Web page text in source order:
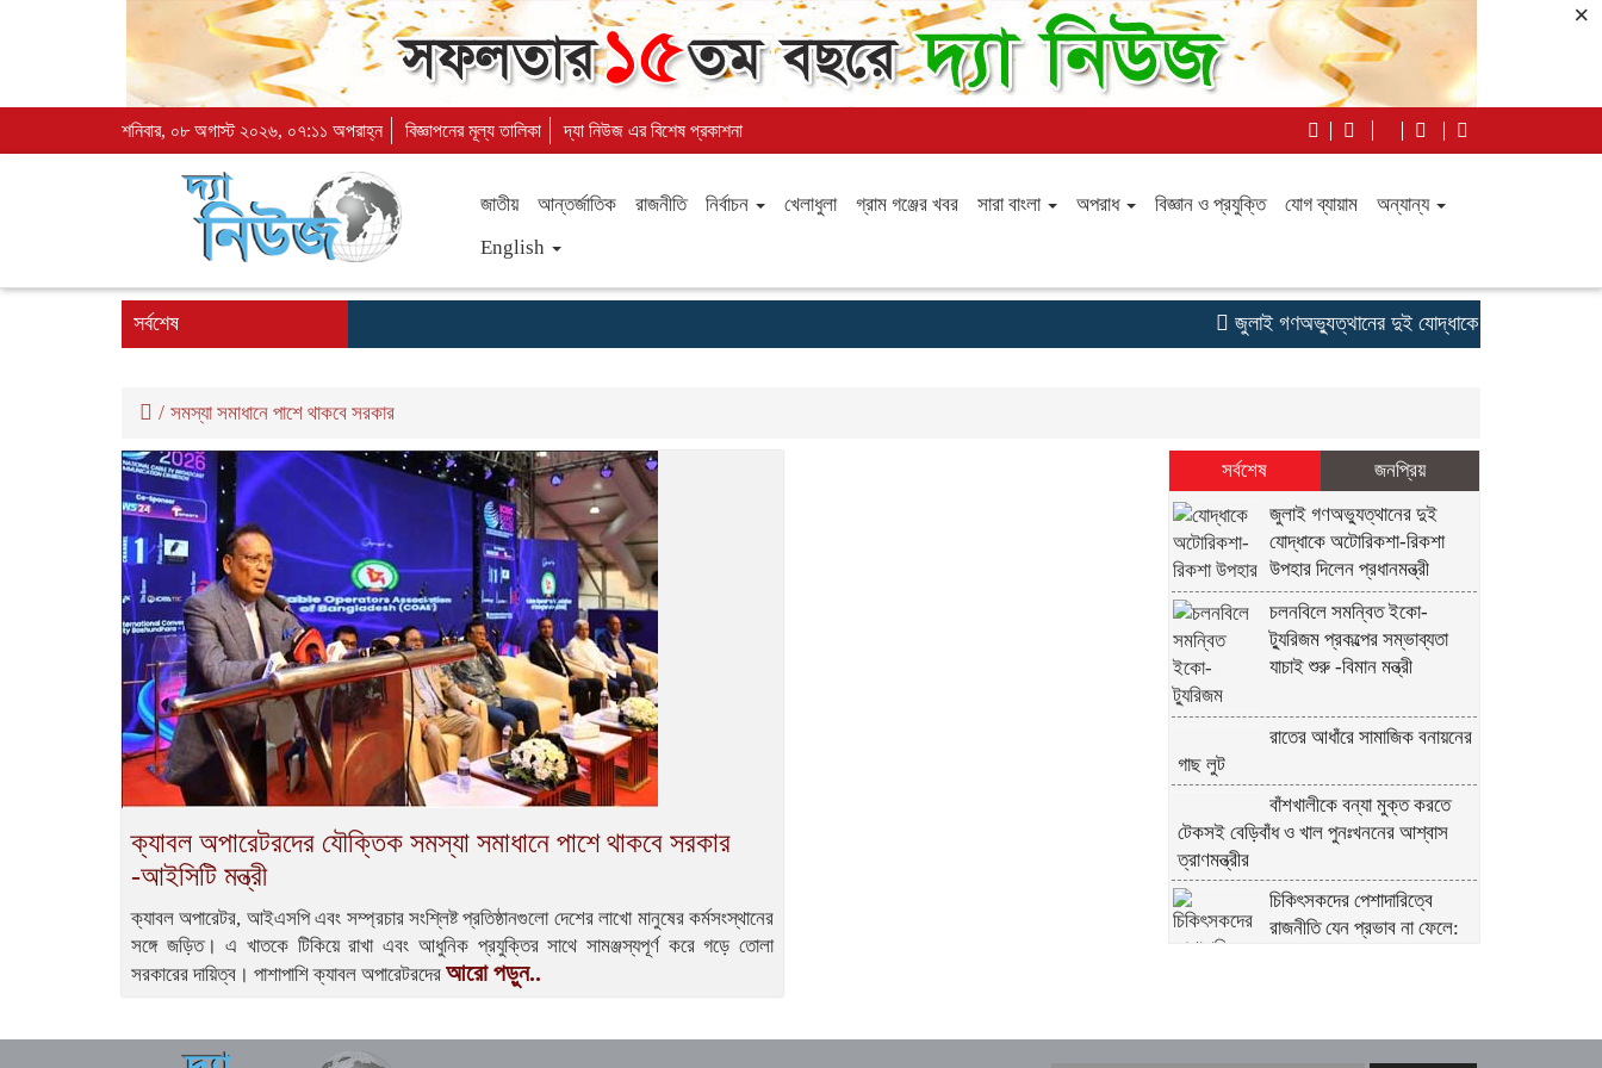
×
শনিবার, ০৮ অগাস্ট ২০২৬, ০৭:১১ অপরাহ্ন বিজ্ঞাপনের মূল্য তালিকা দ্যা নিউজ এর বিশেষ প্রকাশনা
জাতীয় আন্তর্জাতিক রাজনীতি নির্বাচন খেলাধুলা গ্রাম গঞ্জের খবর সারা বাংলা অপরাধ বিজ্ঞান ও প্রযুক্তি যোগ ব্যায়াম
অন্যান্য
English
সর্বশেষ জুলাই গণঅভ্যুত্থানের দুই যোদ্ধাকে অটোরিকশা-রিকশা
/ সমস্যা সমাধানে পাশে থাকবে সরকার
ক্যাবল অপারেটরদের যৌক্তিক সমস্যা সমাধানে পাশে থাকবে সরকার
-আইসিটি মন্ত্রী
ক্যাবল অপারেটর, আইএসপি এবং সম্প্রচার সংশ্লিষ্ট প্রতিষ্ঠানগুলো দেশের লাখো মানুষের কর্মসংস্থানের
সঙ্গে জড়িত। এ খাতকে টিকিয়ে রাখা এবং আধুনিক প্রযুক্তির সাথে সামঞ্জস্যপূর্ণ করে গড়ে তোলা
সরকারের দায়িত্ব। পাশাপাশি ক্যাবল অপারেটরদের আরো পড়ুন..
সর্বশেষ
জনপ্রিয়
জুলাই গণঅভ্যুত্থানের দুই
যোদ্ধাকে অটোরিকশা-রিকশা
উপহার দিলেন প্রধানমন্ত্রী
চলনবিলে সমন্বিত ইকো-
ট্যুরিজম প্রকল্পের সম্ভাব্যতা
যাচাই শুরু -বিমান মন্ত্রী
রাতের আধাঁরে সামাজিক বনায়নের
গাছ লুট
বাঁশখালীকে বন্যা মুক্ত করতে
টেকসই বেড়িবাঁধ ও খাল পুনঃখননের আশ্বাস
ত্রাণমন্ত্রীর
চিকিৎসকদের পেশাদারিত্বে
রাজনীতি যেন প্রভাব না ফেলে:
সেনাসদস্য হাফিজুর রহমান